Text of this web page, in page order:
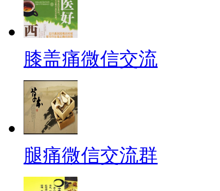
膝盖痛微信交流
腿痛微信交流群